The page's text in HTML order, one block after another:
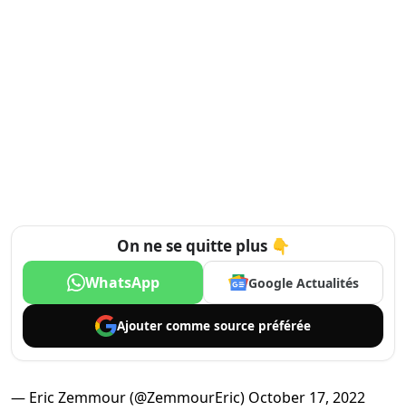
On ne se quitte plus 👇
WhatsApp Google Actualités
Ajouter comme source préférée
— Eric Zemmour (@ZemmourEric) October 17, 2022